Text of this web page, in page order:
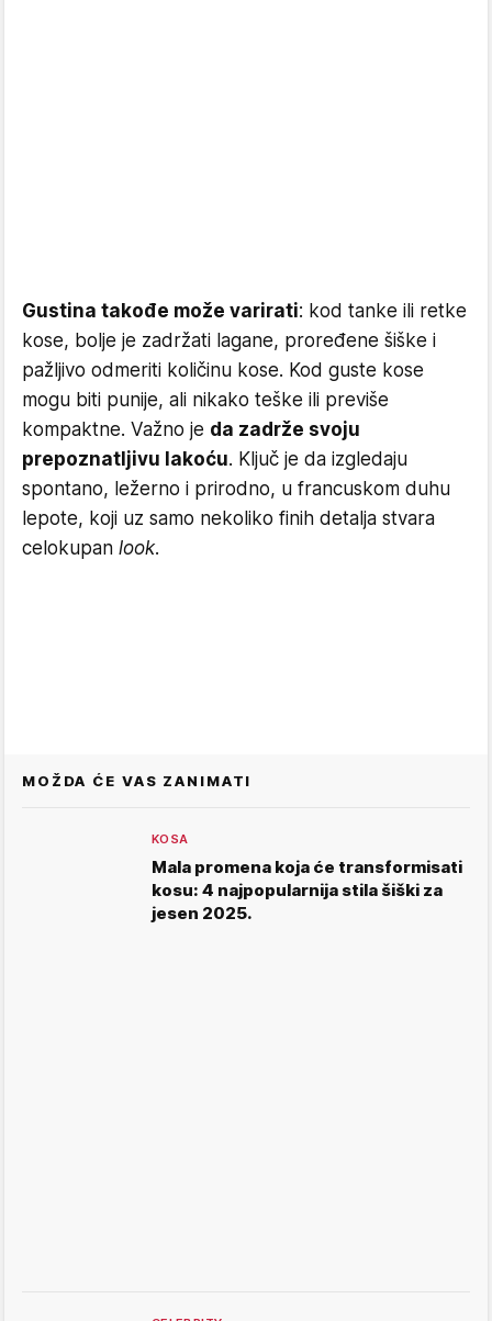
Gustina takođe može varirati: kod tanke ili retke
kose, bolje je zadržati lagane, proređene šiške i
pažljivo odmeriti količinu kose. Kod guste kose
mogu biti punije, ali nikako teške ili previše
kompaktne. Važno je da zadrže svoju
prepoznatljivu lakoću. Ključ je da izgledaju
spontano, ležerno i prirodno, u francuskom duhu
lepote, koji uz samo nekoliko finih detalja stvara
celokupan look.
MOŽDA ĆE VAS ZANIMATI
KOSA
Mala promena koja će transformisati
kosu: 4 najpopularnija stila šiški za
jesen 2025.